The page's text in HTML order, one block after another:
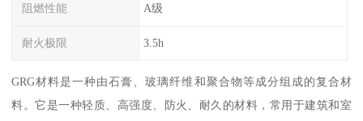
阻燃性能 A级
耐火极限 3.5h
GRG材料是一种由石膏、玻璃纤维和聚合物等成分组成的复合材
料。它是一种轻质、高强度、防火、耐久的材料，常用于建筑和室